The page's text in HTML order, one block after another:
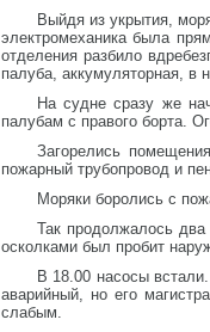
Выйдя из укрытия,
электромеханика была
отделения разбило
палуба, аккумуляторная, в
На судне сразу же
палубам с правого борта.
Загорелись
пожарный трубопровод и
Моряки боролись с
Так продолжалось два
осколками был пробит
В 18.00 насосы
аварийный, но его
слабым.